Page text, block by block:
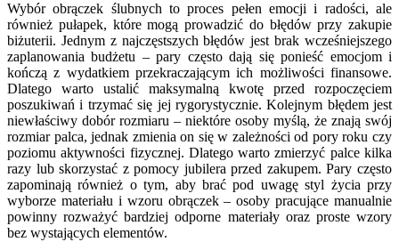
Wybór obrączek ślubnych to proces pełen emocji i radości, ale
również pułapek, które mogą prowadzić do błędów przy zakupie
biżuterii. Jednym z najczęstszych błędów jest brak wcześniejszego
zaplanowania budżetu – pary często dają się ponieść emocjom i
kończą z wydatkiem przekraczającym ich możliwości finansowe.
Dlatego warto ustalić maksymalną kwotę przed rozpoczęciem
poszukiwań i trzymać się jej rygorystycznie. Kolejnym błędem jest
niewłaściwy dobór rozmiaru – niektóre osoby myślą, że znają swój
rozmiar palca, jednak zmienia on się w zależności od pory roku czy
poziomu aktywności fizycznej. Dlatego warto zmierzyć palce kilka
razy lub skorzystać z pomocy jubilera przed zakupem. Pary często
zapominają również o tym, aby brać pod uwagę styl życia przy
wyborze materiału i wzoru obrączek – osoby pracujące manualnie
powinny rozważyć bardziej odporne materiały oraz proste wzory
bez wystających elementów.